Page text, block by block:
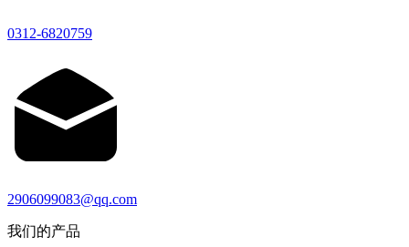
0312-6820759
2906099083@qq.com
我们的产品